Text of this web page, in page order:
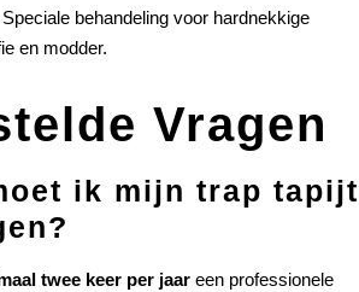
behandeling voor hardnekkige
en modder.
Vragen
ik mijn trap tapijt
twee keer per jaar een professionele